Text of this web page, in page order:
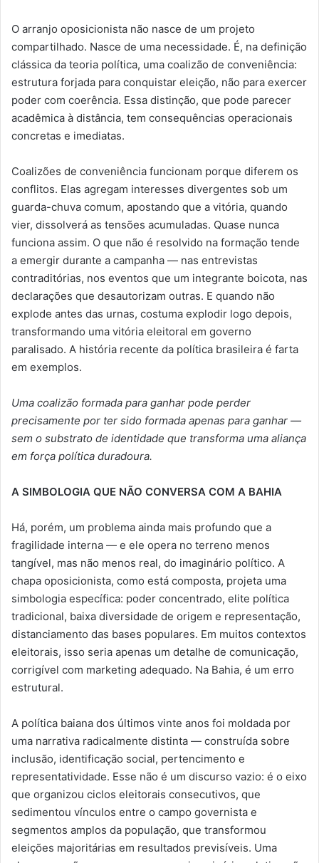
O arranjo oposicionista não nasce de um projeto
compartilhado. Nasce de uma necessidade. É, na definição
clássica da teoria política, uma coalizão de conveniência:
estrutura forjada para conquistar eleição, não para exercer
poder com coerência. Essa distinção, que pode parecer
acadêmica à distância, tem consequências operacionais
concretas e imediatas.
Coalizões de conveniência funcionam porque diferem os
conflitos. Elas agregam interesses divergentes sob um
guarda-chuva comum, apostando que a vitória, quando
vier, dissolverá as tensões acumuladas. Quase nunca
funciona assim. O que não é resolvido na formação tende
a emergir durante a campanha — nas entrevistas
contraditórias, nos eventos que um integrante boicota, nas
declarações que desautorizam outras. E quando não
explode antes das urnas, costuma explodir logo depois,
transformando uma vitória eleitoral em governo
paralisado. A história recente da política brasileira é farta
em exemplos.
Uma coalizão formada para ganhar pode perder
precisamente por ter sido formada apenas para ganhar —
sem o substrato de identidade que transforma uma aliança
em força política duradoura.
A SIMBOLOGIA QUE NÃO CONVERSA COM A BAHIA
Há, porém, um problema ainda mais profundo que a
fragilidade interna — e ele opera no terreno menos
tangível, mas não menos real, do imaginário político. A
chapa oposicionista, como está composta, projeta uma
simbologia específica: poder concentrado, elite política
tradicional, baixa diversidade de origem e representação,
distanciamento das bases populares. Em muitos contextos
eleitorais, isso seria apenas um detalhe de comunicação,
corrigível com marketing adequado. Na Bahia, é um erro
estrutural.
A política baiana dos últimos vinte anos foi moldada por
uma narrativa radicalmente distinta — construída sobre
inclusão, identificação social, pertencimento e
representatividade. Esse não é um discurso vazio: é o eixo
que organizou ciclos eleitorais consecutivos, que
sedimentou vínculos entre o campo governista e
segmentos amplos da população, que transformou
eleições majoritárias em resultados previsíveis. Uma